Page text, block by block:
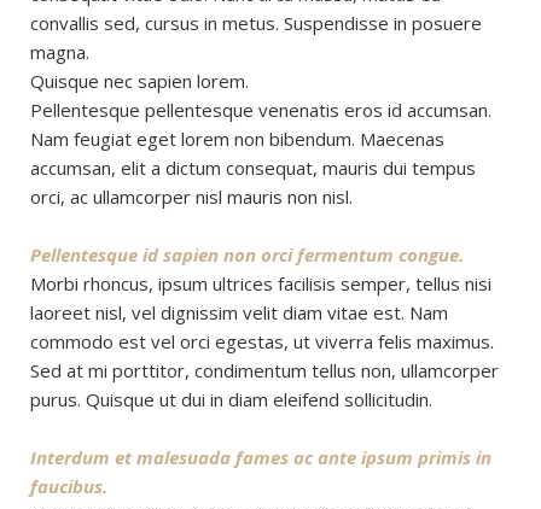
convallis sed, cursus in metus. Suspendisse in posuere
magna.
Quisque nec sapien lorem.
Pellentesque pellentesque venenatis eros id accumsan.
Nam feugiat eget lorem non bibendum. Maecenas
accumsan, elit a dictum consequat, mauris dui tempus
orci, ac ullamcorper nisl mauris non nisl.
Pellentesque id sapien non orci fermentum congue.
Morbi rhoncus, ipsum ultrices facilisis semper, tellus nisi
laoreet nisl, vel dignissim velit diam vitae est. Nam
commodo est vel orci egestas, ut viverra felis maximus.
Sed at mi porttitor, condimentum tellus non, ullamcorper
purus. Quisque ut dui in diam eleifend sollicitudin.
Interdum et malesuada fames ac ante ipsum primis in
faucibus.